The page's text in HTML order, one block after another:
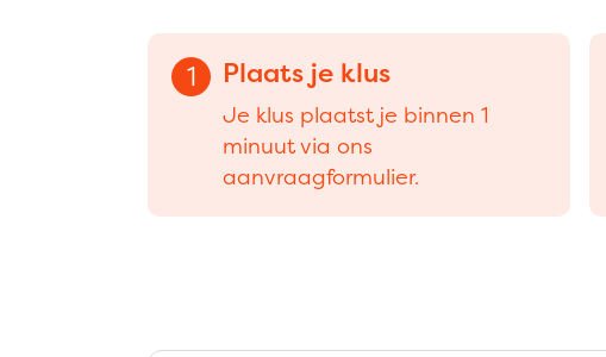
1 Plaats je klus
Je klus plaatst je binnen 1
minuut via ons
aanvraagformulier.